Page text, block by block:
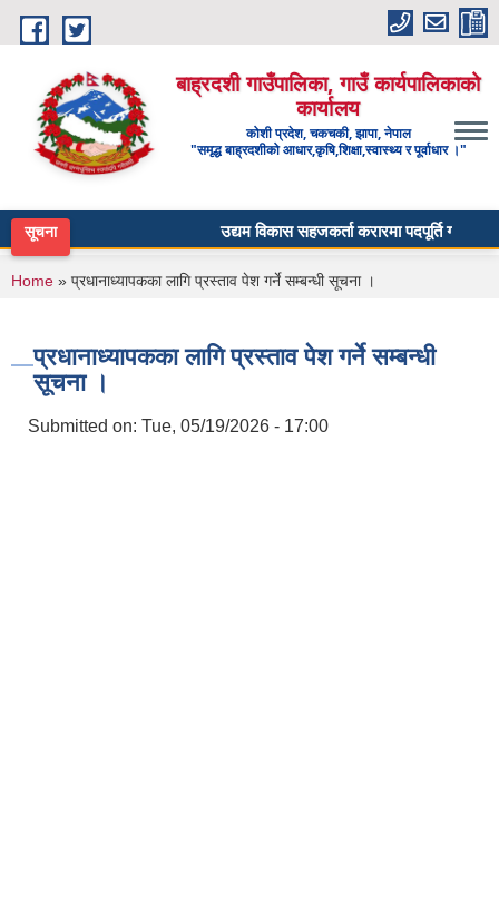
Skip to main content
बाह्रदशी गाउँपालिका, गाउँ कार्यपालिकाको
कार्यालय
कोशी प्रदेश, चकचकी, झापा, नेपाल
"समृद्ध बाह्रदशीको आधार,कृषि,शिक्षा,स्वास्थ्य र पूर्वाधार ।"
सूचना उद्यम विकास सहजकर्ता करारमा पदपूर्ति गर्ने
You are here
Home » प्रधानाध्यापकका लागि प्रस्ताव पेश गर्ने सम्बन्धी सूचना ।
प्रधानाध्यापकका लागि प्रस्ताव पेश गर्ने सम्बन्धी
सूचना ।
Submitted on: Tue, 05/19/2026 - 17:00